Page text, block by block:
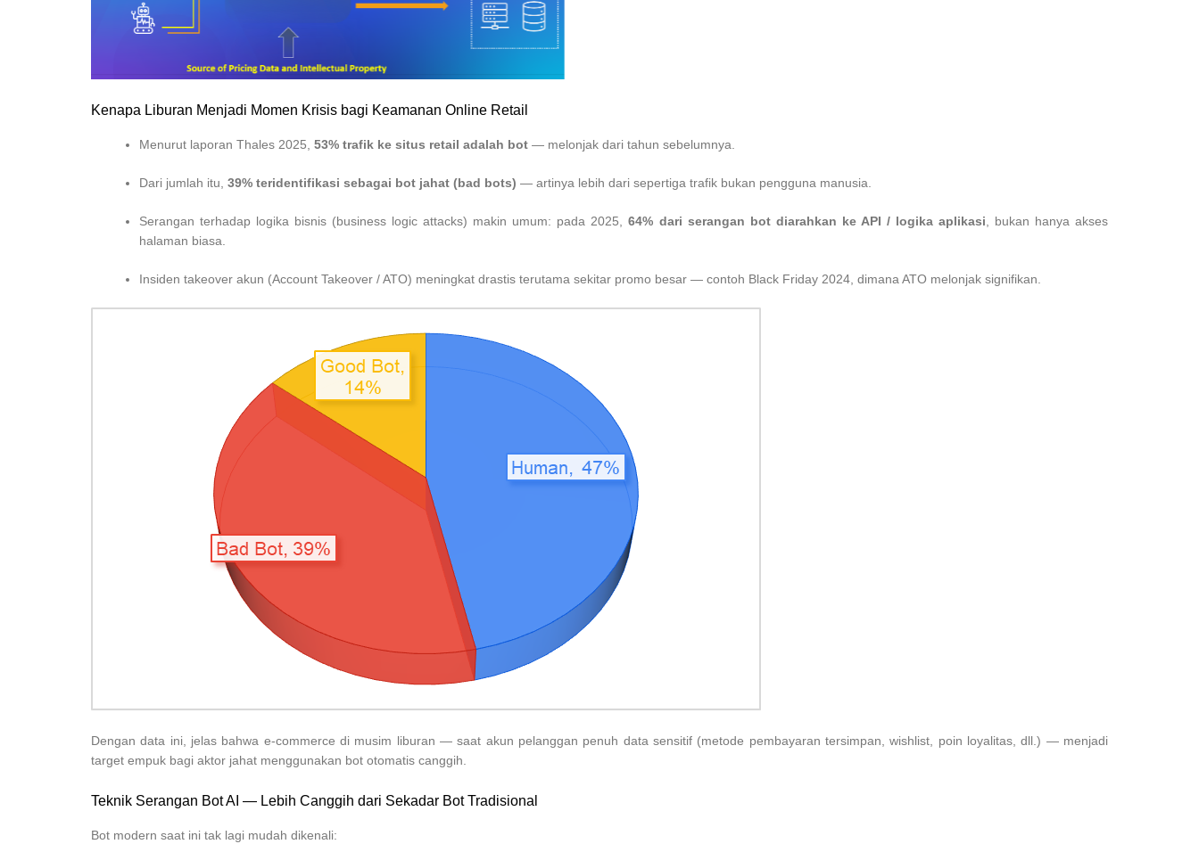
Kenapa Liburan Menjadi Momen Krisis bagi Keamanan Online Retail
Menurut laporan Thales 2025, 53% trafik ke situs retail adalah bot — melonjak dari tahun sebelumnya.
Dari jumlah itu, 39% teridentifikasi sebagai bot jahat (bad bots) — artinya lebih dari sepertiga trafik bukan pengguna manusia.
Serangan terhadap logika bisnis (business logic attacks) makin umum: pada 2025,64% dari serangan bot diarahkan ke API / logika aplikasi, bukan hanya akses
halaman biasa.
Insiden takeover akun (Account Takeover / ATO) meningkat drastis terutama sekitar promo besar — contoh Black Friday 2024, dimana ATO melonjak signifikan.
Dengan data ini, jelas bahwa e-commerce di musim liburan — saat akun pelanggan penuh data sensitif (metode pembayaran tersimpan, wishlist, poin loyalitas, dll.) — menjadi
target empuk bagi aktor jahat menggunakan bot otomatis canggih.
Teknik Serangan Bot AI — Lebih Canggih dari Sekadar Bot Tradisional
Bot modern saat ini tak lagi mudah dikenali: